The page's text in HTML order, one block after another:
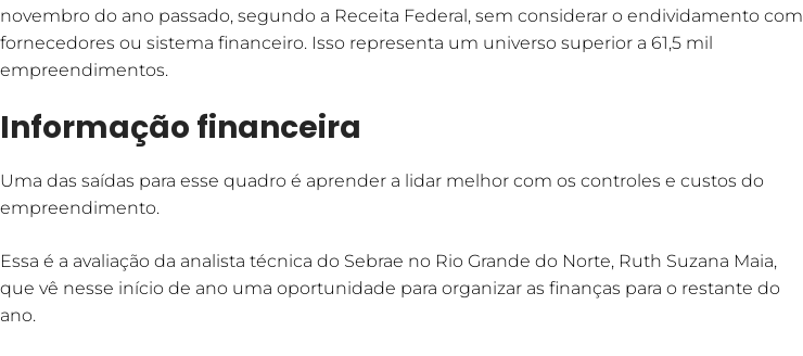
novembro do ano passado, segundo a Receita Federal, sem considerar o endividamento com
fornecedores ou sistema financeiro. Isso representa um universo superior a 61,5 mil
empreendimentos.
Informação financeira
Uma das saídas para esse quadro é aprender a lidar melhor com os controles e custos do
empreendimento.
Essa é a avaliação da analista técnica do Sebrae no Rio Grande do Norte, Ruth Suzana Maia,
que vê nesse início de ano uma oportunidade para organizar as finanças para o restante do
ano.